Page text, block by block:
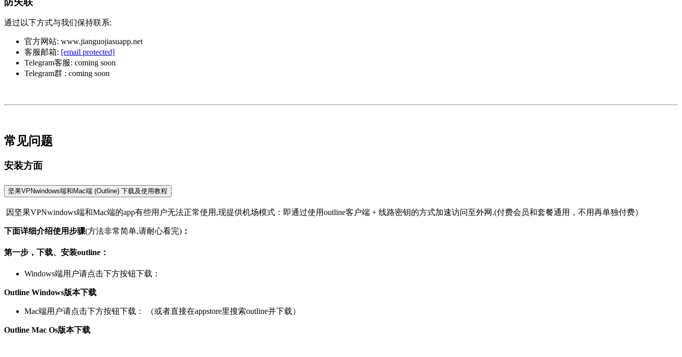
通过以下方式与我们保持联系:
官方网站: www.jianguojiasuapp.net
客服邮箱: [email protected]
Telegram客服: coming soon
Telegram群 : coming soon
常见问题
安装方面
坚果VPNwindows端和Mac端 (Outline) 下载及使用教程
因坚果VPNwindows端和Mac端的app有些用户无法正常使用,现提供机场模式：即通过使用outline客户端 + 线路密钥的方式加速访问至外网.(付费会员和套餐通用，不用再单独付费）
下面详细介绍使用步骤(方法非常简单,请耐心看完) ：
第一步，下载、安装outline：
Windows端用户请点击下方按钮下载：
Outline Windows版本下载
Mac端用户请点击下方按钮下载： （或者直接在appstore里搜索outline并下载）
Outline Mac Os版本下载